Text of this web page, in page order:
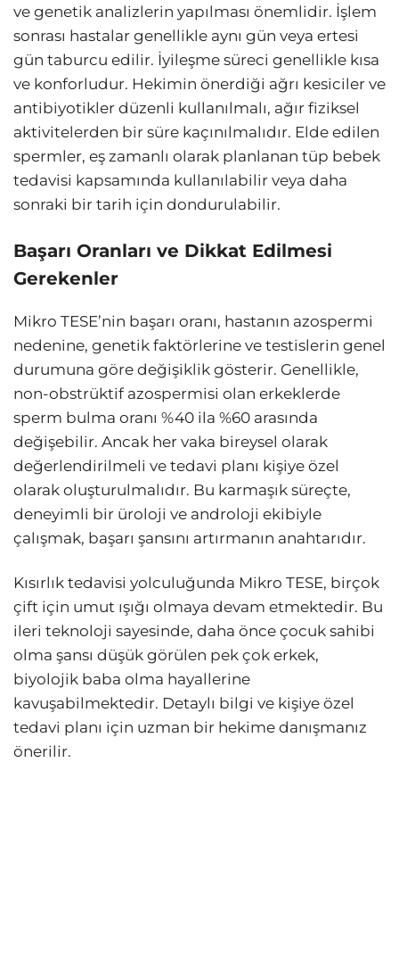
ve genetik analizlerin yapılması önemlidir. İşlem
sonrası hastalar genellikle aynı gün veya ertesi
gün taburcu edilir. İyileşme süreci genellikle kısa
ve konforludur. Hekimin önerdiği ağrı kesiciler ve
antibiyotikler düzenli kullanılmalı, ağır fiziksel
aktivitelerden bir süre kaçınılmalıdır. Elde edilen
spermler, eş zamanlı olarak planlanan tüp bebek
tedavisi kapsamında kullanılabilir veya daha
sonraki bir tarih için dondurulabilir.
Başarı Oranları ve Dikkat Edilmesi
Gerekenler
Mikro TESE’nin başarı oranı, hastanın azospermi
nedenine, genetik faktörlerine ve testislerin genel
durumuna göre değişiklik gösterir. Genellikle,
non-obstrüktif azospermisi olan erkeklerde
sperm bulma oranı %40 ila %60 arasında
değişebilir. Ancak her vaka bireysel olarak
değerlendirilmeli ve tedavi planı kişiye özel
olarak oluşturulmalıdır. Bu karmaşık süreçte,
deneyimli bir üroloji ve androloji ekibiyle
çalışmak, başarı şansını artırmanın anahtarıdır.
Kısırlık tedavisi yolculuğunda Mikro TESE, birçok
çift için umut ışığı olmaya devam etmektedir. Bu
ileri teknoloji sayesinde, daha önce çocuk sahibi
olma şansı düşük görülen pek çok erkek,
biyolojik baba olma hayallerine
kavuşabilmektedir. Detaylı bilgi ve kişiye özel
tedavi planı için uzman bir hekime danışmanız
önerilir.